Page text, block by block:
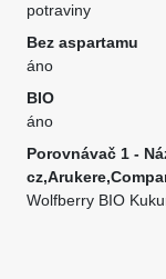
potraviny
Bez aspartamu
áno
BIO
áno
Porovnávač 1 -
Wolfberry BIO